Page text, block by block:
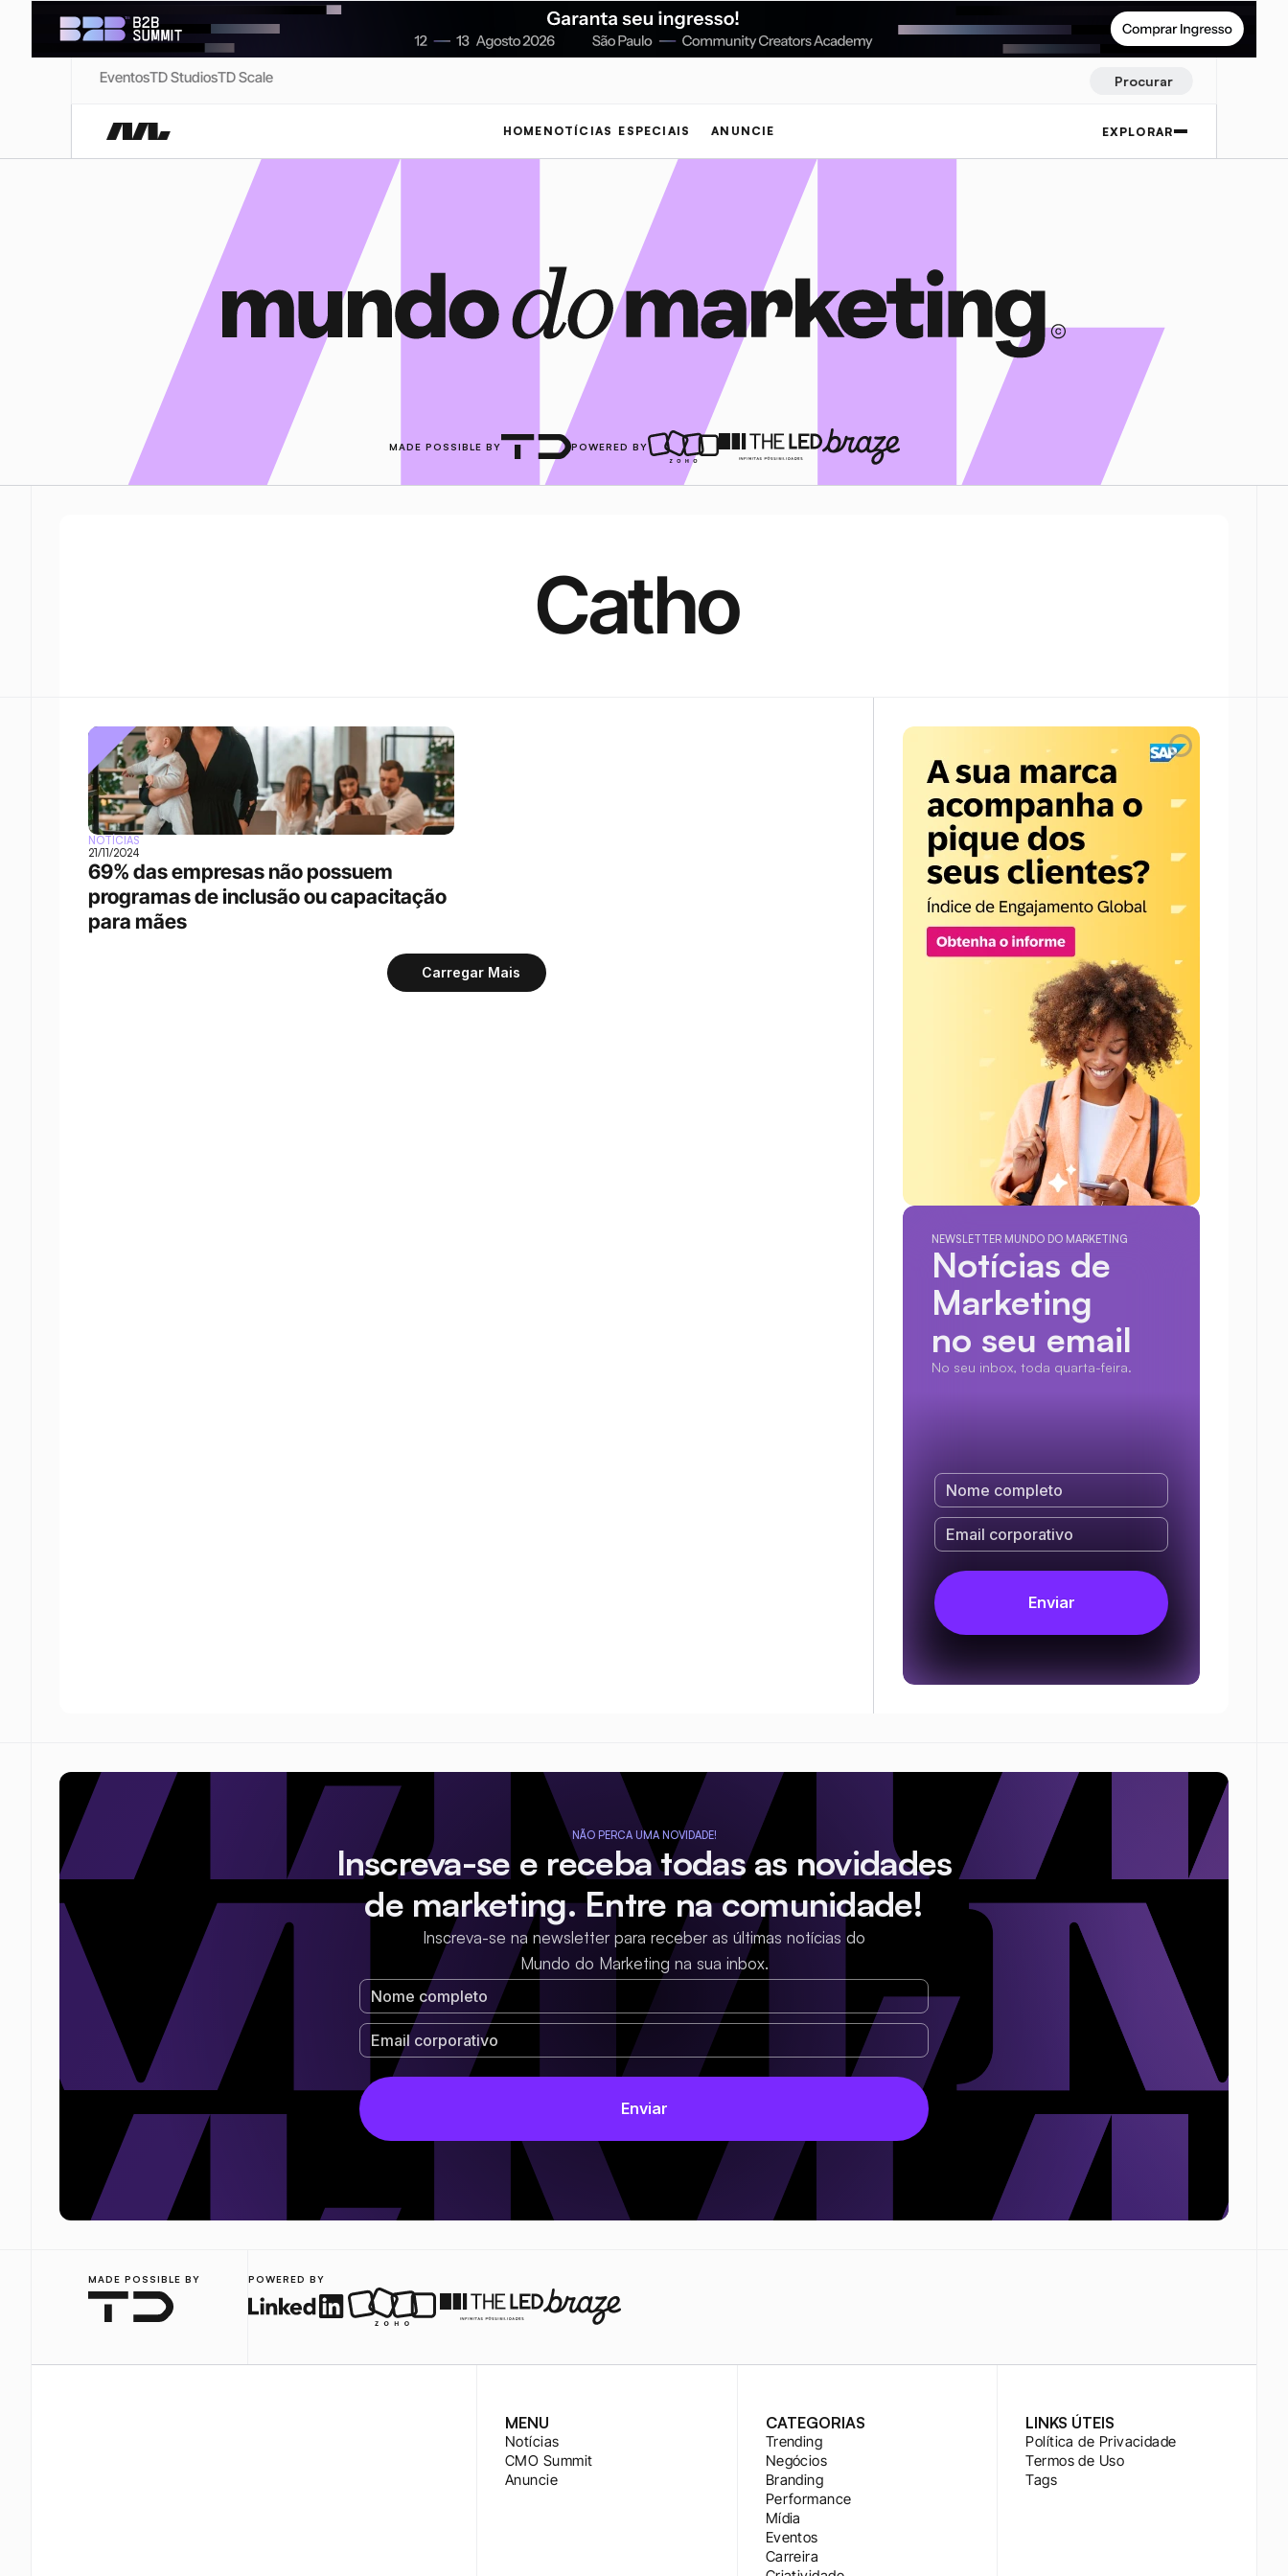
EventosTD StudiosTD Scale Procurar
HOME NOTÍCIAS ESPECIAIS ANUNCIE EXPLORAR
MADE POSSIBLE BY POWERED BY
Catho
NOTÍCIAS
21/11/2024
69% das empresas não possuem
programas de inclusão ou capacitação
para mães
Carregar Mais
NEWSLETTER MUNDO DO MARKETING
Notícias de
Marketing
no seu email
No seu inbox, toda quarta-feira.
NÃO PERCA UMA NOVIDADE!
Inscreva-se e receba todas as novidades
de marketing. Entre na comunidade!
Inscreva-se na newsletter para receber as últimas notícias do
Mundo do Marketing na sua inbox.
MADE POSSIBLE BY POWERED BY
MENU
Notícias
CMO Summit
Anuncie
CATEGORIAS
Trending
Negócios
Branding
Performance
Mídia
Eventos
Carreira
LINKS ÚTEIS
Política de Privacidade
Termos de Uso
Tags